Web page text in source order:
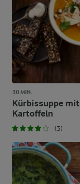
30 MIN.
Kürbissuppe mit
Kartoffeln
(3)